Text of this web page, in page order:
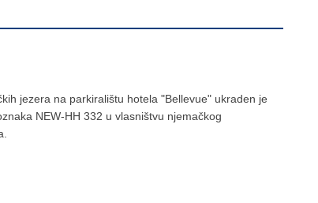
jezera na parkiralištu hotela "Bellevue" ukraden je
NEW-HH 332 u vlasništvu njemačkog